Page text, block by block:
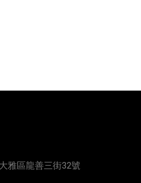
雅區龍善三街32號